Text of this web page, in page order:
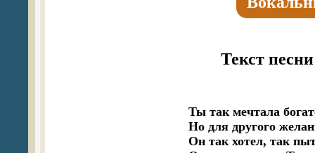
Текст
Ты так мечтала
Но для другого
Он так хотел, так